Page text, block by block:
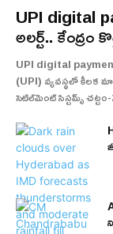
UPI digital
అలర్ట్.. కేంద్రం
UPI digital
(UPI) వ్యవస్థలో కీలక
సెటిల్‌మెంట్ సిస్టమ్స్ చట్టం-